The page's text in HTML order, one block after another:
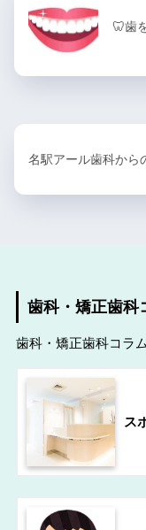
🦷歯
名駅アール歯科から
歯科・矯正歯科
歯科・矯正歯科コラ
ス